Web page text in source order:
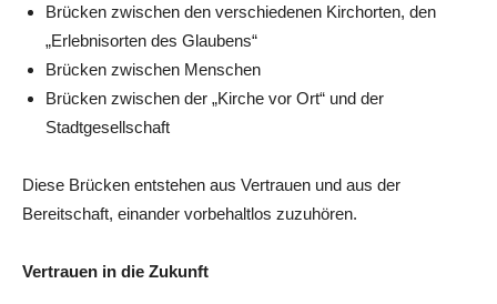
Brücken zwischen den verschiedenen Kirchorten, den
„Erlebnisorten des Glaubens“
Brücken zwischen Menschen
Brücken zwischen der „Kirche vor Ort“ und der
Stadtgesellschaft
Diese Brücken entstehen aus Vertrauen und aus der
Bereitschaft, einander vorbehaltlos zuzuhören.
Vertrauen in die Zukunft